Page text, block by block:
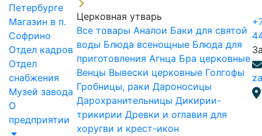
Петербурге
Магазин в п.
Софрино
Отдел кадров
Отдел
снабжения
Музей завода
О
предприятии
Церковная утварь
Все товары Аналои Баки для святой
воды Блюда всенощные Блюда для
приготовления Агнца Бра церковные
Венцы Вывески церковные Голгофы
Гробницы, раки Дароносицы
Дарохранительницы Дикирии-
трикирии Древки и оглавия для
хоругви и крест-икон